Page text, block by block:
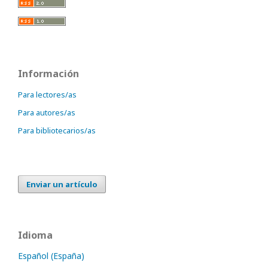
Información
Para lectores/as
Para autores/as
Para bibliotecarios/as
Enviar un artículo
Idioma
Español (España)